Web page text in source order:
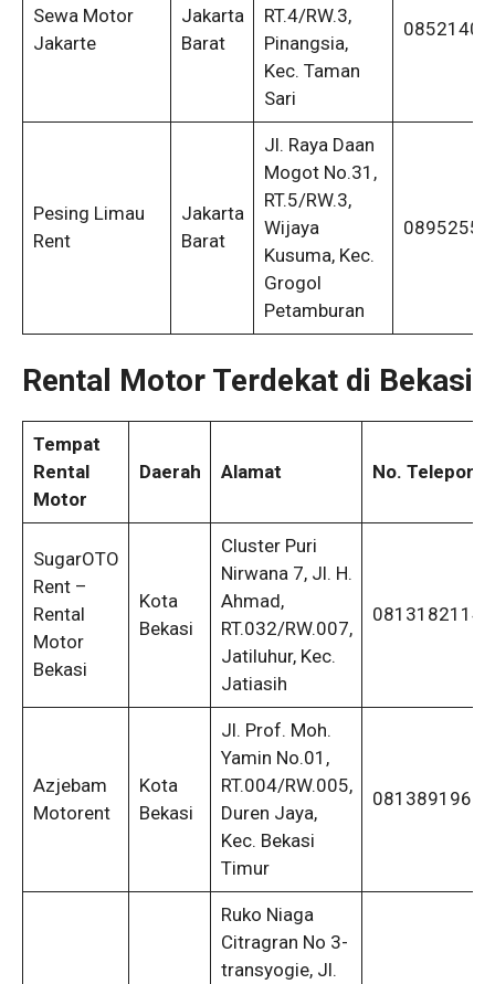
Sewa Motor
Jakarte
Jakarta
Barat
RT.4/RW.3,
Pinangsia,
Kec. Taman
Sari
Pesing Limau
Rent
Jakarta
Barat
Jl. Raya Daan
Mogot No.31,
RT.5/RW.3,
Wijaya
Kusuma, Kec.
Grogol
Petamburan
Rental Motor Terdekat di Bekasi
Tempat
Rental
Motor
Daerah Alamat No. Telepon
SugarOTO
Rent –
Rental
Motor
Bekasi
Kota
Bekasi
Cluster Puri
Nirwana 7, Jl. H.
Ahmad,
RT.032/RW.007,
Jatiluhur, Kec.
Jatiasih
Azjebam
Motorent
Kota
Bekasi
Jl. Prof. Moh.
Yamin No.01,
RT.004/RW.005,
Duren Jaya,
Kec. Bekasi
Timur
Ruko Niaga
Citragran No 3-
transyogie, Jl.